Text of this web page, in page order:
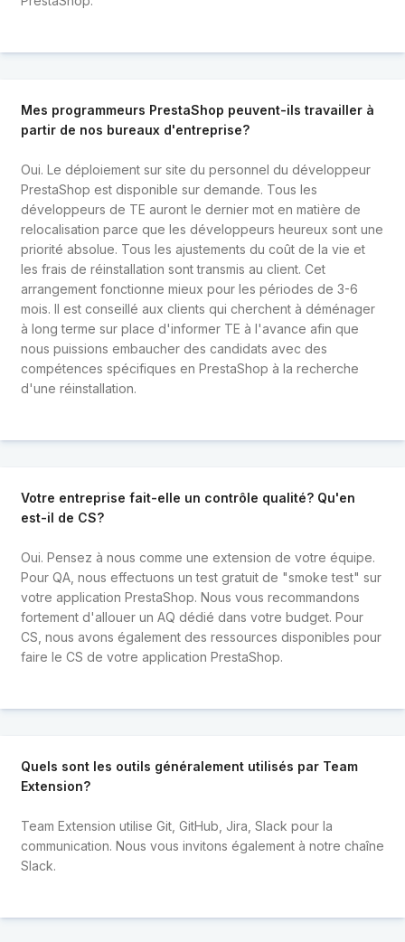
Mes programmeurs PrestaShop peuvent-ils travailler à
partir de nos bureaux d'entreprise?
Oui. Le déploiement sur site du personnel du développeur
PrestaShop est disponible sur demande. Tous les
développeurs de TE auront le dernier mot en matière de
relocalisation parce que les développeurs heureux sont une
priorité absolue. Tous les ajustements du coût de la vie et
les frais de réinstallation sont transmis au client. Cet
arrangement fonctionne mieux pour les périodes de 3-6
mois. Il est conseillé aux clients qui cherchent à déménager
à long terme sur place d'informer TE à l'avance afin que
nous puissions embaucher des candidats avec des
compétences spécifiques en PrestaShop à la recherche
d'une réinstallation.
Votre entreprise fait-elle un contrôle qualité? Qu'en
est-il de CS?
Oui. Pensez à nous comme une extension de votre équipe.
Pour QA, nous effectuons un test gratuit de "smoke test" sur
votre application PrestaShop. Nous vous recommandons
fortement d'allouer un AQ dédié dans votre budget. Pour
CS, nous avons également des ressources disponibles pour
faire le CS de votre application PrestaShop.
Quels sont les outils généralement utilisés par Team
Extension?
Team Extension utilise Git, GitHub, Jira, Slack pour la
communication. Nous vous invitons également à notre chaîne
Slack.